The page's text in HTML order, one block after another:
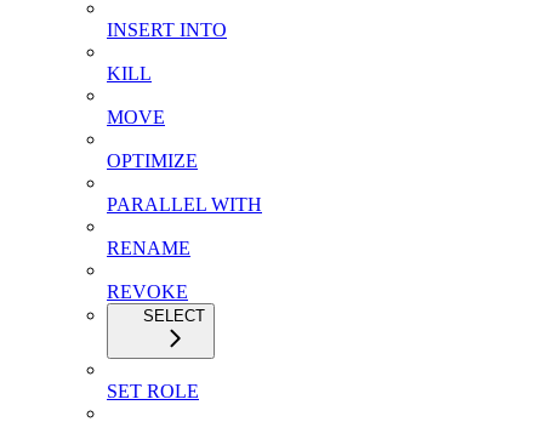
INSERT INTO
KILL
MOVE
OPTIMIZE
PARALLEL WITH
RENAME
REVOKE
SELECT
SET ROLE